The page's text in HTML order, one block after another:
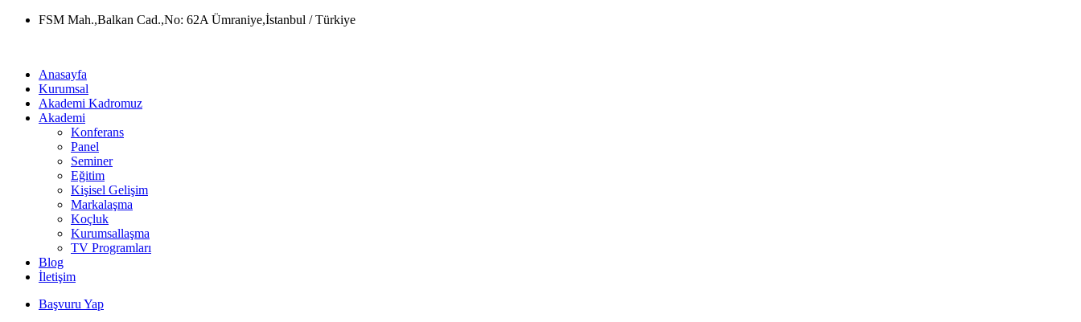
Skip
FSM Mah.,Balkan Cad.,No: 62A Ümraniye,İstanbul / Türkiye
Anasayfa
Kurumsal
Akademi Kadromuz
Akademi
Konferans
Panel
Seminer
Eğitim
Kişisel Gelişim
Markalaşma
Koçluk
Kurumsallaşma
TV Programları
Blog
İletişim
Başvuru Yap